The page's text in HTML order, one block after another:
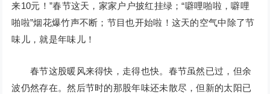
来10元！”春节这天，家家户户披红挂绿；“噼哩啪啦，噼哩
啪啦”烟花爆竹声不断；节目也开始啦！这天的空气中除了节
味儿，就是年味儿！
春节这股暖风来得快，走得也快。春节虽然已过，但余
波仍然存在。然后节时的那股年味还未散尽，但新的太阳已